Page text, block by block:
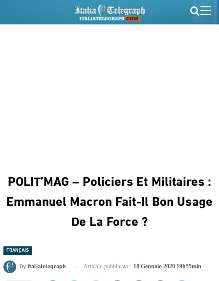
POLIT’MAG – Policiers Et Militaires :
Emmanuel Macron Fait-Il Bon Usage
De La Force ?
FRANÇAIS
By Italiatelegraph Articolo pubblicato : 18 Gennaio 2020 19h55min